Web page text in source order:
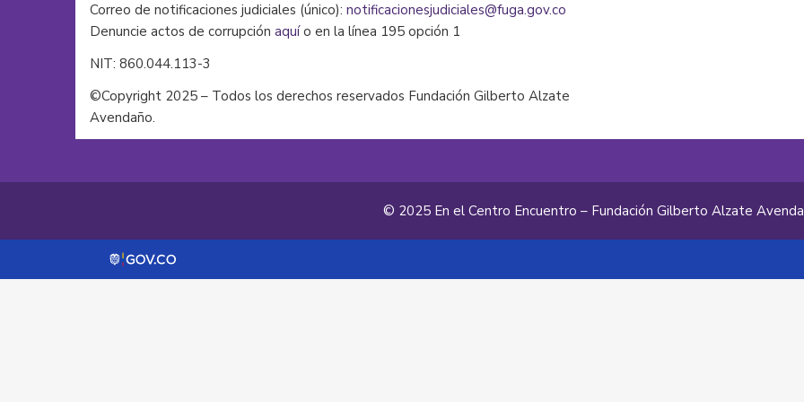
Correo de notificaciones judiciales (único): notificacionesjudiciales@fuga.gov.co
Denuncie actos de corrupción aquío en la línea 195 opción 1
NIT: 860.044.113-3
©Copyright 2025 – Todos los derechos reservados Fundación Gilberto Alzate
Avendaño.
© 2025 En el Centro Encuentro – Fundación Gilberto Alzate